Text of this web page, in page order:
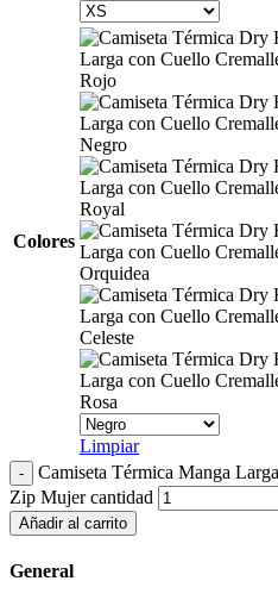
Colores
Rojo
Negro
Royal
Orquidea
Celeste
Rosa
Limpiar
Camiseta Térmica Manga
Zip Mujer cantidad
Añadir al carrito
General